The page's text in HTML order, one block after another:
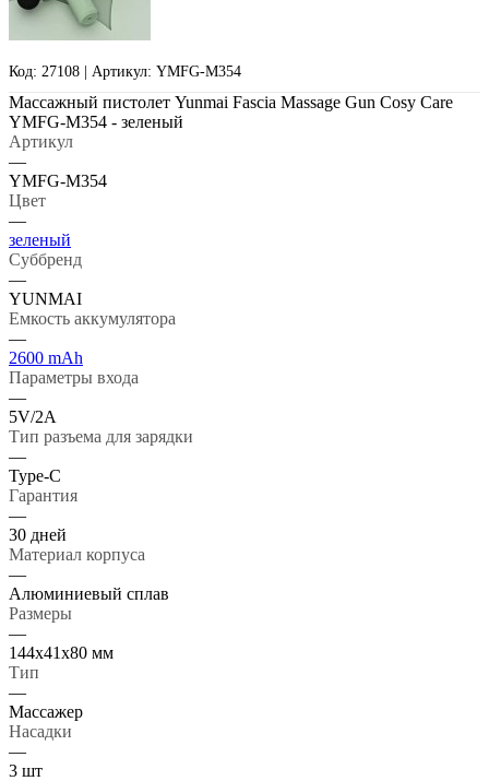
Код: 27108 | Артикул: YMFG-M354
Массажный пистолет Yunmai Fascia Massage Gun Cosy Care
YMFG-M354 - зеленый
Артикул
—
YMFG-M354
Цвет
—
зеленый
Суббренд
—
YUNMAI
Емкость аккумулятора
—
2600 mAh
Параметры входа
—
5V/2А
Тип разъема для зарядки
—
Type-C
Гарантия
—
30 дней
Материал корпуса
—
Алюминиевый сплав
Размеры
—
144х41х80 мм
Тип
—
Массажер
Насадки
—
3 шт